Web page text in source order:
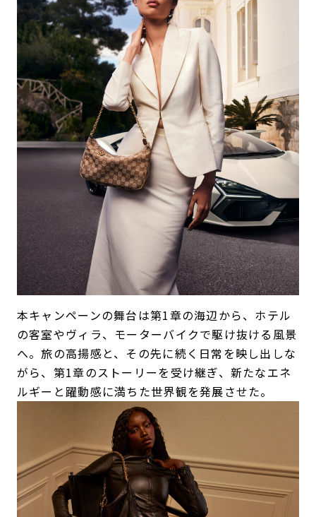
本キャンペーンの舞台は第1章の海辺から、ホテル
の客室やヴィラ、モーターバイクで駆け抜ける風景
へ。旅の高揚感と、その先に続く日常を映し出しな
がら、第1章のストーリーを受け継ぎ、新たなエネ
ルギーと躍動感に満ちた世界観を発展させた。